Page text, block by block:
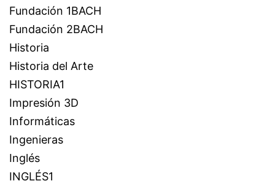
Fundación 1BACH
Fundación 2BACH
Historia
Historia del Arte
HISTORIA1
Impresión 3D
Informáticas
Ingenieras
Inglés
INGLÉS1